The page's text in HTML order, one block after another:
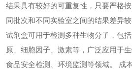
结果具有较好的可重复性，只要严格
同批次和不同实验室之间的结果差异
试剂盒可用于检测多种生物分子，包
原、细胞因子、激素等，广泛应用于
食品安全检测、环境监测等领域。 成